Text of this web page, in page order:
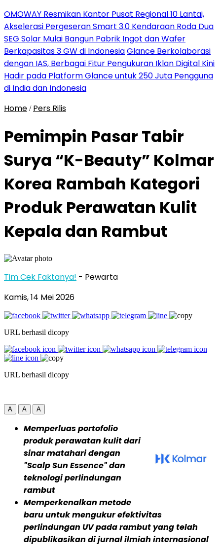
OMOWAY Resmikan Kantor Pusat Regional 10 Lantai,
Akselerasi Pergeseran Smart 3.0 Kendaraan Roda Dua
SEG Solar Mulai Bangun Pabrik Ingot dan Wafer
Berkapasitas 3 GW di IndonesiaGlance Berkolaborasi
dengan IAS, Berbagai Fitur Pengukuran Iklan Digital Kini
Hadir pada Platform Glance untuk 250 Juta Pengguna
di India dan Indonesia
Home / Pers Rilis
Pemimpin Pasar Tabir
Surya “K-Beauty” Kolmar
Korea Rambah Kategori
Produk Perawatan Kulit
Kepala dan Rambut
Tim Cek Faktanya! - Pewarta
Kamis, 14 Mei 2026
URL berhasil dicopy
URL berhasil dicopy
A A A
Memperluas portofolio
produk perawatan kulit dari
sinar matahari dengan
"Scalp Sun Essence" dan
teknologi perlindungan
rambut
Memperkenalkan metode
baru untuk mengukur efektivitas
perlindungan UV pada rambut yang telah
dipublikasikan di jurnal ilmiah internasional